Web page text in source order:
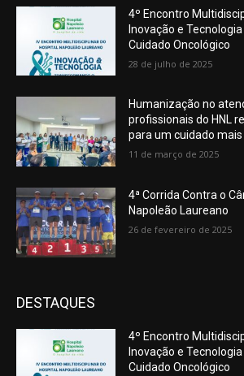
4º Encontro
Inovação e
Cuidado Oncológico
28 de julho de 2025
Humanização no
profissionais do HNL
para um cuidado
11 de março de 2025
4ª Corrida Contra o
Napoleão Laureano
26 de fevereiro de 2025
DESTAQUES
4º Encontro
Inovação e
Cuidado Oncológico